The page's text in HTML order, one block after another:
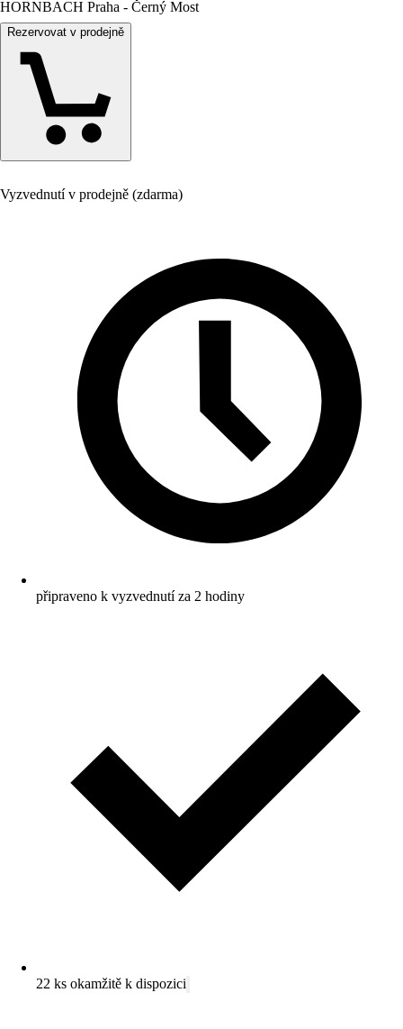
HORNBACH Praha - Černý Most
Rezervovat v prodejně
Vyzvednutí v prodejně (zdarma)
připraveno k vyzvednutí za 2 hodiny
22 ks okamžitě k dispozici